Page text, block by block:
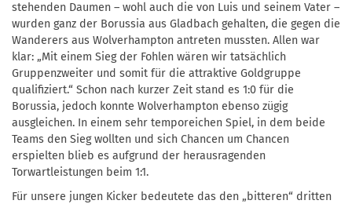
stehenden Daumen – wohl auch die von Luis und seinem Vater –
wurden ganz der Borussia aus Gladbach gehalten, die gegen die
Wanderers aus Wolverhampton antreten mussten. Allen war
klar: „Mit einem Sieg der Fohlen wären wir tatsächlich
Gruppenzweiter und somit für die attraktive Goldgruppe
qualifiziert.“ Schon nach kurzer Zeit stand es 1:0 für die
Borussia, jedoch konnte Wolverhampton ebenso zügig
ausgleichen. In einem sehr temporeichen Spiel, in dem beide
Teams den Sieg wollten und sich Chancen um Chancen
erspielten blieb es aufgrund der herausragenden
Torwartleistungen beim 1:1.
Für unsere jungen Kicker bedeutete das den „bitteren“ dritten